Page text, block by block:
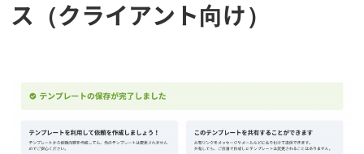
ス（クライアント向け）